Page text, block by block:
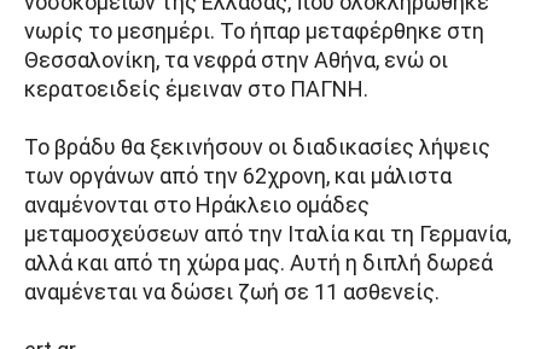
νωρίς το μεσημέρι. Το ήπαρ μεταφέρθηκε στη
Θεσσαλονίκη, τα νεφρά στην Αθήνα, ενώ οι
κερατοειδείς έμειναν στο ΠΑΓΝΗ.
Το βράδυ θα ξεκινήσουν οι διαδικασίες λήψεις
των οργάνων από την 62χρονη, και μάλιστα
αναμένονται στο Ηράκλειο ομάδες
μεταμοσχεύσεων από την Ιταλία και τη Γερμανία,
αλλά και από τη χώρα μας. Αυτή η διπλή δωρεά
αναμένεται να δώσει ζωή σε 11 ασθενείς.